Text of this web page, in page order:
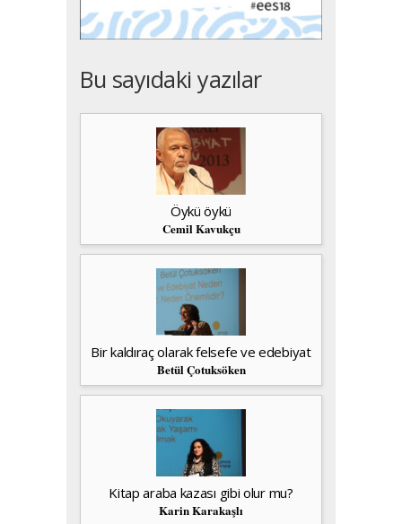
Bu sayıdaki yazılar
Öykü öykü
Cemil Kavukçu
Bir kaldıraç olarak felsefe ve edebiyat
Betül Çotuksöken
Kitap araba kazası gibi olur mu?
Karin Karakaşlı